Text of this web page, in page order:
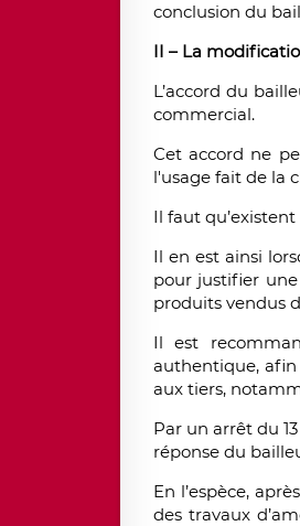
conclusion du
II – La
L’accord du
commercial.
Cet accord ne
l'usage fait de la
Il faut
Il en est ainsi
pour justifier
produits vendus
Il est
authentique,
aux tiers,
Par un arrêt du
réponse du
En l’espèce,
des travaux